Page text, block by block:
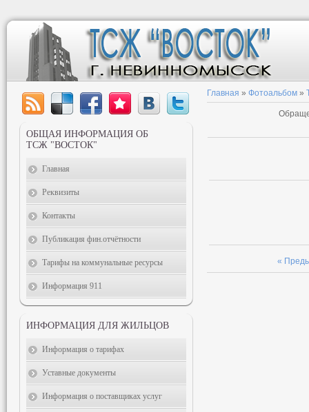
Главная » Фотоальбом »
«
ОБЩАЯ ИНФОРМАЦИЯ ОБ
ТСЖ "ВОСТОК"
Главная
Реквизиты
Контакты
Публикация фин.отчётности
Тарифы на коммунальные ресурсы
Информация 911
ИНФОРМАЦИЯ ДЛЯ ЖИЛЬЦОВ
Информация о тарифах
Уставные документы
Информация о поставщиках услуг